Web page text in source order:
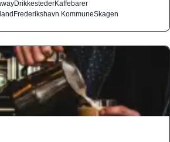
DrikkestederKaffebarer
Frederikshavn KommuneSkagen